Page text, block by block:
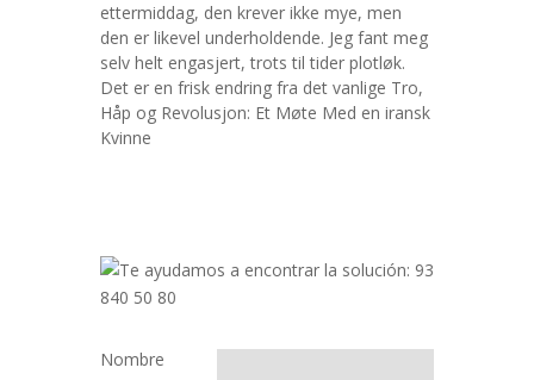
ettermiddag, den krever ikke mye, men
den er likevel underholdende. Jeg fant meg
selv helt engasjert, trots til tider plotløk.
Det er en frisk endring fra det vanlige Tro,
Håp og Revolusjon: Et Møte Med en iransk
Kvinne
Nombre